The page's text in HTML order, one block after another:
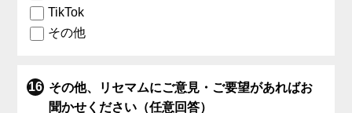
TikTok
その他
その他、リセマムにご意見・ご要望があればお
聞かせください（任意回答）